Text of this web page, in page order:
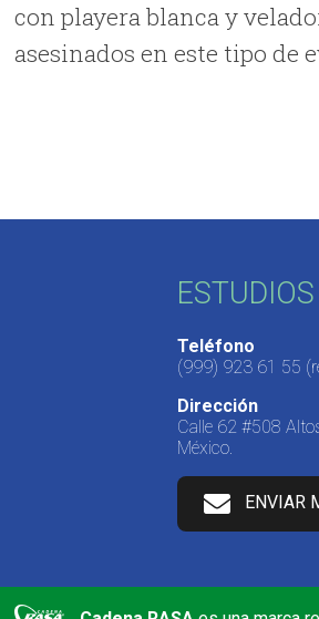
con playera blanca y
asesinados en este tipo de
Teléfono
(999) 923 61 55
Dirección
Calle 62 #508
México.
ENVIAR